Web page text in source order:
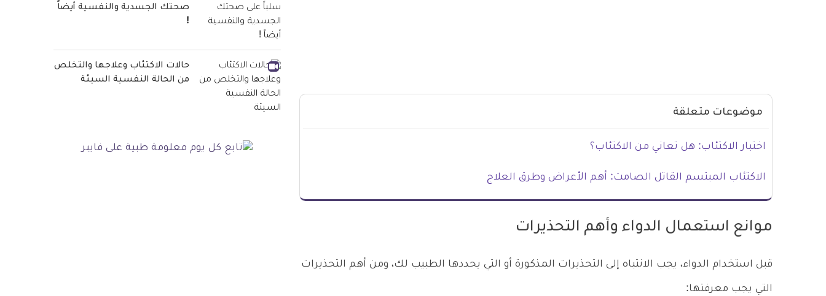
موضوعات متعلقة
اختبار الاكتئاب: هل تعاني من الاكتئاب؟
الاكتئاب المبتسم القاتل الصامت: أهم الأعراض وطرق العلاج
موانع استعمال الدواء وأهم التحذيرات
قبل استخدام الدواء، يجب الانتباه إلى التحذيرات المذكورة أو التي يحددها الطبيب لك، ومن أهم التحذيرات
التي يجب معرفتها:
صحتك الجسدية والنفسية أيضاً
!
حالات الاكتئاب وعلاجها والتخلص
من الحالة النفسية السيئة